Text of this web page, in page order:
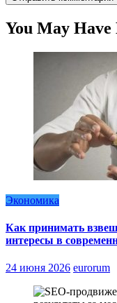
You May Have
Экономика
Как принимать
интересы в
24 июня 2026 eurorum